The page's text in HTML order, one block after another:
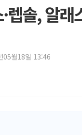
렙솔, 알
05월18일 13:46